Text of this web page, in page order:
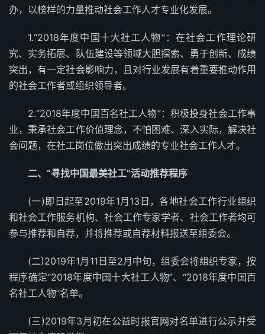
办，以榜样的力量推动社会工作人才专业化发展。
1.“2018年度中国十大社工人物”：在社会工作理论研
究、实务拓展、队伍建设等领域大胆探索、勇于创新、成绩
突出，有一定社会影响力，且对行业发展有着重要推动作用
的社会工作者或组织领导者。
2.“2018年度中国百名社工人物”：积极投身社会工作事
业，秉承社会工作价值理念，不怕困难、深入实际，解决社
会问题，在社工岗位做出突出成绩的专业社会工作人才。
二、“寻找中国最美社工”活动推荐程序
(一)即日起至2019年1月13日，各地社会工作行业组织
和社会工作服务机构、社会工作专家学者、社会工作者均可
参与推荐和自荐，并将推荐或自荐材料报送至组委会。
(二)2019年1月11日至2月中旬，组委会将组织专家，按
程序确定“2018年度中国十大社工人物”、“2018年度中国百
名社工人物”名单。
(三)2019年3月初在公益时报官网对名单进行公示并受